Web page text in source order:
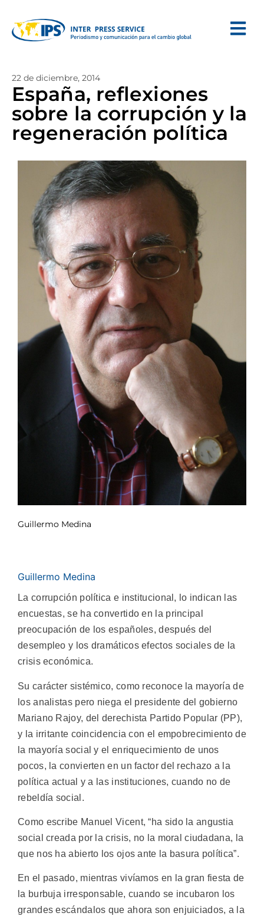
22 de diciembre, 2014
España, reflexiones
sobre la corrupción y la
regeneración política
Guillermo Medina
Guillermo Medina
La corrupción política e institucional, ­lo indican las
encuestas, se ha convertido en la principal
preocupación de los españoles, después del
desempleo y los dramáticos efectos sociales de la
crisis económica.
Su carácter sistémico, como reconoce la mayoría de
los analistas pero niega el presidente del gobierno
Mariano Rajoy, del derechista Partido Popular (PP),
y la irritante coincidencia con el empobrecimiento de
la mayoría social y el enriquecimiento de unos
pocos, la convierten en un factor del rechazo a la
política actual y a las instituciones, cuando no de
rebeldía social.
Como escribe Manuel Vicent, “ha sido la angustia
social creada por la crisis, no la moral ciudadana, la
que nos ha abierto los ojos ante la basura política”.
En el pasado, mientras vivíamos en la gran fiesta de
la burbuja irresponsable, cuando se incubaron los
grandes escándalos que ahora son enjuiciados, a la